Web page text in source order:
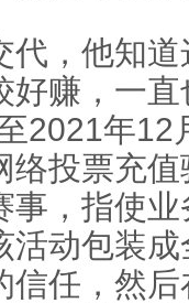
，他知道
好赚，一
2021年12
络投票充
事，指使业
活动包装
信任，然